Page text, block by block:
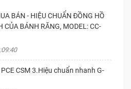
BÁN - HIỆU CHUẨN ĐỒNG HỒ
BÁNH RĂNG, MODEL: CC-
CSM 3.Hiệu chuẩn nhanh G-